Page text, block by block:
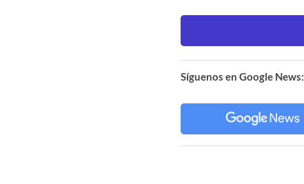
Síguenos en Google News: